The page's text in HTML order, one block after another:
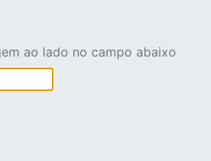
ao lado no campo abaixo